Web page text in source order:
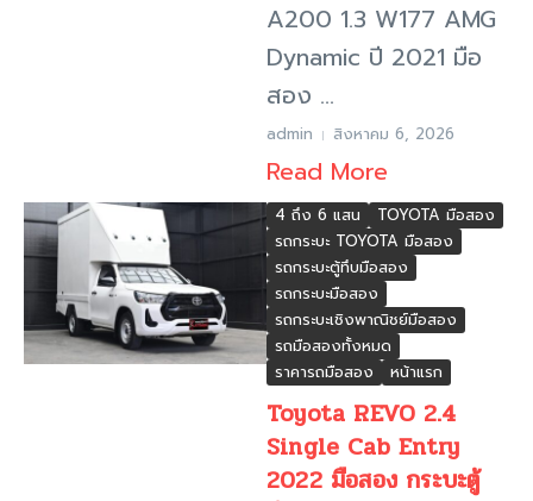
A200 1.3 W177 AMG
Dynamic ปี 2021 มือ
สอง ...
admin สิงหาคม 6, 2026
Read More
4 ถึง 6 แสน
TOYOTA มือสอง
รถกระบะ TOYOTA มือสอง
รถกระบะตู้ทึบมือสอง
รถกระบะมือสอง
รถกระบะเชิงพาณิชย์มือสอง
รถมือสองทั้งหมด
ราคารถมือสอง
หน้าแรก
Toyota REVO 2.4
Single Cab Entry
2022 มือสอง กระบะตู้